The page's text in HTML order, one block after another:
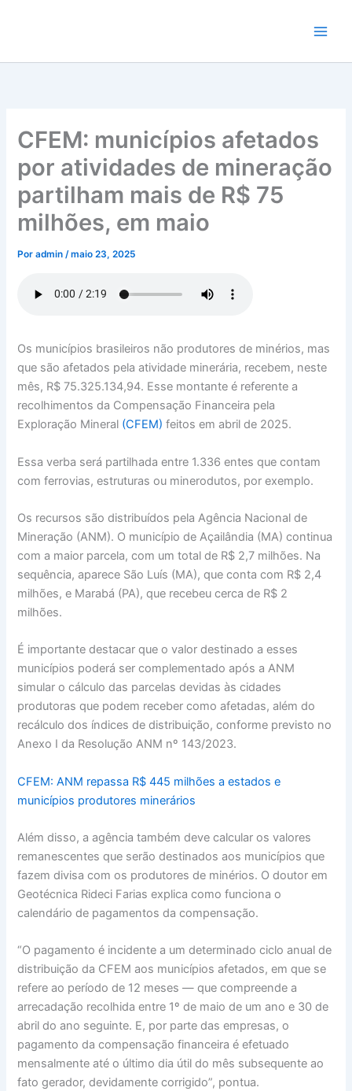
conteúdo
CFEM: municípios afetados
por atividades de mineração
partilham mais de R$ 75
milhões, em maio
Poradmin/maio 23, 2025
Os municípios brasileiros não produtores de minérios, mas
que são afetados pela atividade minerária, recebem, neste
mês, R$ 75.325.134,94. Esse montante é referente a
recolhimentos da Compensação Financeira pela
Exploração Mineral (CFEM) feitos em abril de 2025.
Essa verba será partilhada entre 1.336 entes que contam
com ferrovias, estruturas ou minerodutos, por exemplo.
Os recursos são distribuídos pela Agência Nacional de
Mineração (ANM). O município de Açailândia (MA) continua
com a maior parcela, com um total de R$ 2,7 milhões. Na
sequência, aparece São Luís (MA), que conta com R$ 2,4
milhões, e Marabá (PA), que recebeu cerca de R$ 2
milhões.
É importante destacar que o valor destinado a esses
municípios poderá ser complementado após a ANM
simular o cálculo das parcelas devidas às cidades
produtoras que podem receber como afetadas, além do
recálculo dos índices de distribuição, conforme previsto no
Anexo I da Resolução ANM nº 143/2023.
CFEM: ANM repassa R$ 445 milhões a estados e
municípios produtores minerários
Além disso, a agência também deve calcular os valores
remanescentes que serão destinados aos municípios que
fazem divisa com os produtores de minérios. O doutor em
Geotécnica Rideci Farias explica como funciona o
calendário de pagamentos da compensação.
“O pagamento é incidente a um determinado ciclo anual de
distribuição da CFEM aos municípios afetados, em que se
refere ao período de 12 meses — que compreende a
arrecadação recolhida entre 1º de maio de um ano e 30 de
abril do ano seguinte. E, por parte das empresas, o
pagamento da compensação financeira é efetuado
mensalmente até o último dia útil do mês subsequente ao
fato gerador, devidamente corrigido”, pontua.